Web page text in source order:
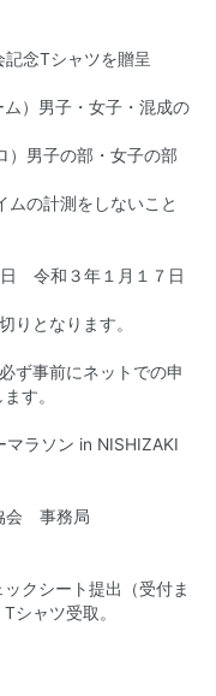
Tシャツを贈呈
男子・女子・混成の
の部・女子の部
測をしないこと
令和３年１月１７日
なります。
ず事前にネットでの申
す。
マラソン in NISHIZAKI
会 事務局
クシート提出（受付ま
シャツ受取。